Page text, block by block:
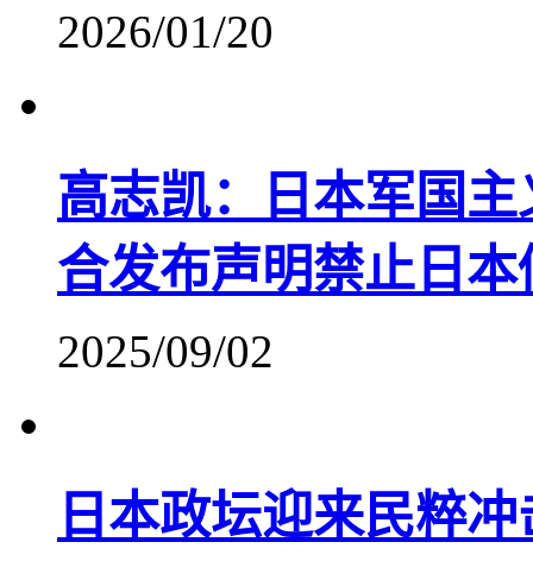
2026/01/20
高志凯：日本军国
合发布声明禁止日本
2025/09/02
日本政坛迎来民粹